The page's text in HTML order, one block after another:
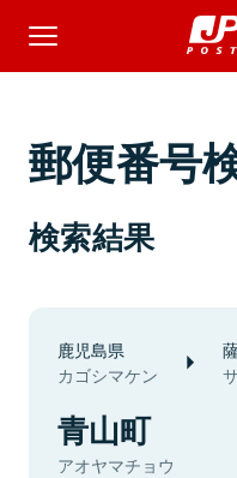
郵便番号
検索結果
鹿児島県
カゴシマケン
青山町
アオヤマチョウ